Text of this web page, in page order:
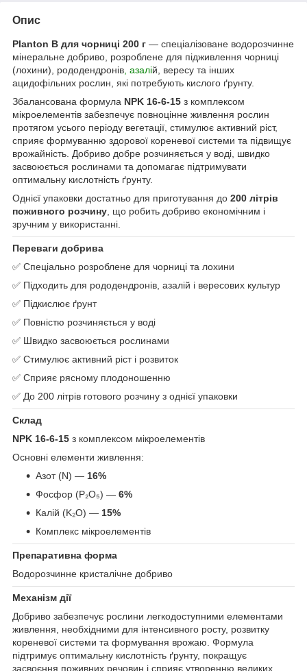
Опис
Planton B для чорниці 200 г — спеціалізоване водорозчинне
мінеральне добриво, розроблене для підживлення чорниці
(лохини), рододендронів , азалій, вересу та інших
ацидофільних рослин, які потребують кислого ґрунту.
Збалансована формула NPK 16-6-15 з комплексом
мікроелементів забезпечує повноцінне живлення рослин
протягом усього періоду вегетації, стимулює активний ріст,
сприяє формуванню здорової кореневої системи та підвищує
врожайність. Добриво добре розчиняється у воді, швидко
засвоюється рослинами та допомагає підтримувати
оптимальну кислотність ґрунту.
Однієї упаковки достатньо для приготування до 200 літрів
поживного розчину , що робить добриво економічним і
зручним у використанні.
Переваги добрива
✅ Спеціально розроблене для чорниці та лохини
✅ Підходить для рододендронів, азалій і вересових культур
✅ Підкислює ґрунт
✅ Повністю розчиняється у воді
✅ Швидко засвоюється рослинами
✅ Стимулює активний ріст і розвиток
✅ Сприяє рясному плодоношенню
✅ До 200 літрів готового розчину з однієї упаковки
Склад
NPK 16-6-15 з комплексом мікроелементів
Основні елементи живлення:
Азот (N) — 16%
Фосфор (P₂O₅) — 6%
Калій (K₂O) — 15%
Комплекс мікроелементів
Препаративна форма
Водорозчинне кристалічне добриво
Механізм дії
Добриво забезпечує рослини легкодоступними елементами
живлення, необхідними для інтенсивного росту, розвитку
кореневої системи та формування врожаю. Формула
підтримує оптимальну кислотність ґрунту, покращує
засвоєння поживних речовин і сприяє утворенню великих,